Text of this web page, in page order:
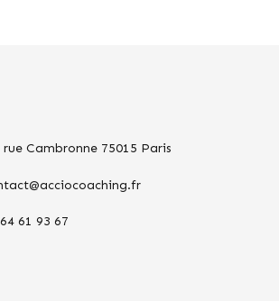
rue Cambronne 75015 Paris
61 93 67